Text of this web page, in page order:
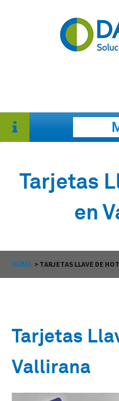
Tarjetas
en
HOME > TARJETAS LLAVE DE
Tarjetas
Vallirana